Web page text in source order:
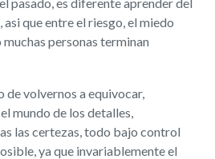
que entre el riesgo, el miedo
personas terminan
volvernos a equivocar,
mundo de los detalles,
las certezas, todo bajo control
ya que invariablemente el